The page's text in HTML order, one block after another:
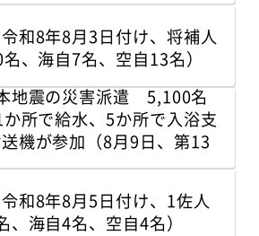
和8年8月3日付け、将補人
、海自7名、空自13名）
地震の災害派遣 5,100名
所で給水、5か所で入浴支
機が参加（8月9日、第13
和8年8月5日付け、1佐人
、海自4名、空自4名）